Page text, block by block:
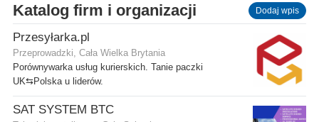
Katalog firm i organizacji Dodaj wpis
Przesyłarka.pl
Przeprowadzki, Cała Wielka Brytania
Porównywarka usług kurierskich. Tanie paczki
UK⇆Polska u liderów.
SAT SYSTEM BTC